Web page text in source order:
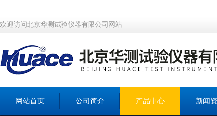
欢迎访问北京华测试验仪器有限公司网站
网站首页 公司简介 产品中心 新闻